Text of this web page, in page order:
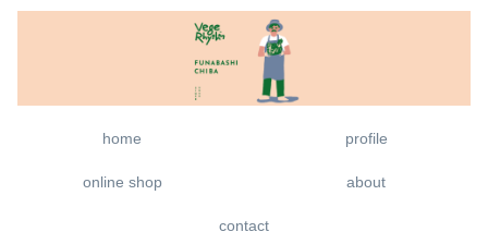
home profile
online shop about
contact